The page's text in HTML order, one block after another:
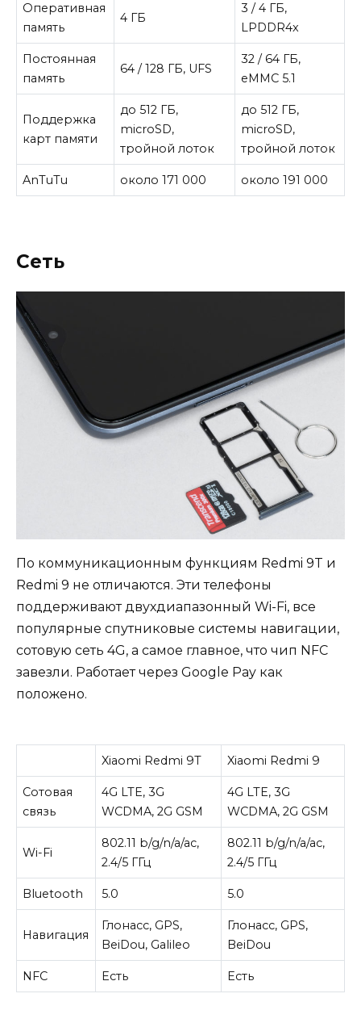
Оперативная
память
4 ГБ
3 / 4 ГБ,
LPDDR4x
Постоянная
память
64 / 128 ГБ, UFS
32 / 64 ГБ,
eMMC 5.1
Поддержка
карт памяти
до 512 ГБ,
microSD,
тройной лоток
до 512 ГБ,
microSD,
тройной лоток
AnTuTu около 171 000 около 191 000
Сеть
По коммуникационным функциям Redmi 9T и
Redmi 9 не отличаются. Эти телефоны
поддерживают двухдиапазонный Wi-Fi, все
популярные спутниковые системы навигации,
сотовую сеть 4G, а самое главное, что чип NFC
завезли. Работает через Google Pay как
положено.
Xiaomi Redmi 9T Xiaomi Redmi 9
Сотовая
связь
4G LTE, 3G
WCDMA, 2G GSM
4G LTE, 3G
WCDMA, 2G GSM
Wi-Fi
802.11 b/g/n/a/ac,
2.4/5 ГГц
802.11 b/g/n/a/ac,
2.4/5 ГГц
Bluetooth 5.0 5.0
Навигация
Глонасс, GPS,
BeiDou, Galileo
Глонасс, GPS,
BeiDou
NFC Есть Есть